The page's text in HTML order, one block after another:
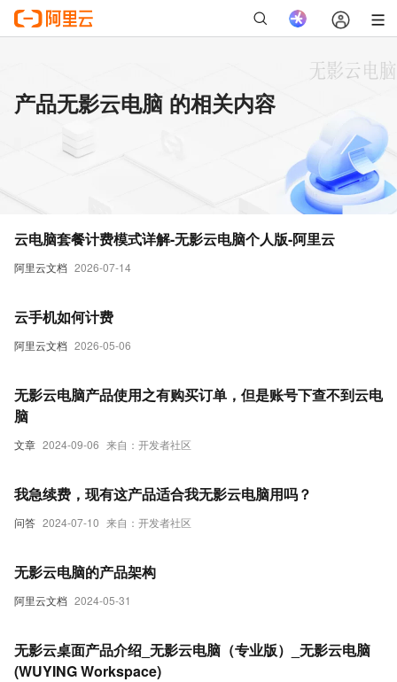
产品无影云电脑 的相关内容
阿里云文档 2026-07-14
云电脑套餐计费模式详解-无影云电脑个人版-阿里云
阿里云文档 2026-05-06
云手机如何计费
文章 2024-09-06 来自：开发者社区
无影云电脑产品使用之有购买订单，但是账号下查不到云电
脑
问答 2024-07-10 来自：开发者社区
我急续费，现有这产品适合我无影云电脑用吗？
阿里云文档 2024-05-31
无影云电脑的产品架构
无影云桌面产品介绍_无影云电脑（专业版）_无影云电脑
(WUYING Workspace)